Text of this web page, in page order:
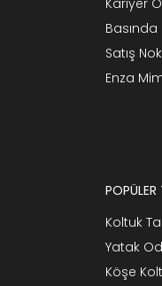
Satış
Enza
POPÜLER
Koltuk
Yatak
Köşe